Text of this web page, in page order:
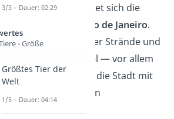
Städte weltweit befindet sich die
Rio de Janeiro.
atemberaubender Strände und
Beliebtheit als Reiseziel — vor allem
an Karneval — kämpft die Stadt mit
erheblichen kriminellen
3/3 – Dauer: 02:29
- Größe
Größtes Tier der
Welt
1/5 – Dauer: 04:14